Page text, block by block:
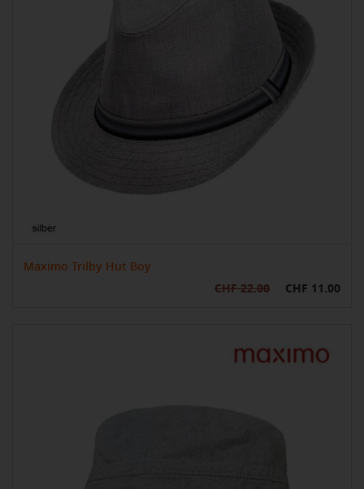
Maximo Trilby Hut Boy
CHF 22.00
CHF 11.00